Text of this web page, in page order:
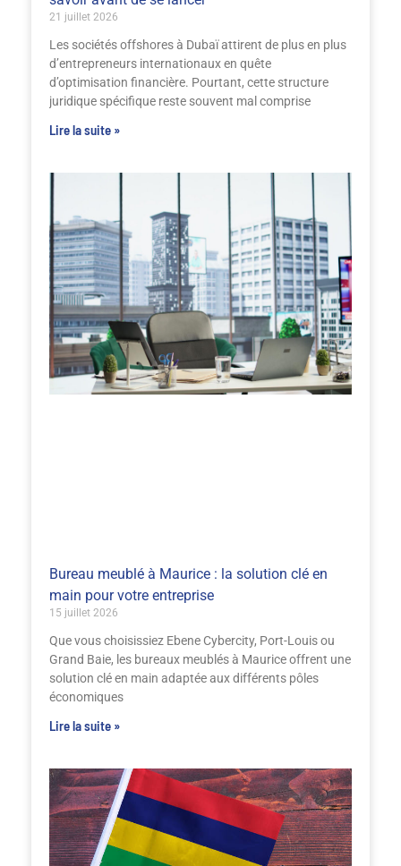
21 juillet 2026
Les sociétés offshores à Dubaï attirent de plus en plus
d’entrepreneurs internationaux en quête
d’optimisation financière. Pourtant, cette structure
juridique spécifique reste souvent mal comprise
Lire la suite »
Bureau meublé à Maurice : la solution clé en
main pour votre entreprise
15 juillet 2026
Que vous choisissiez Ebene Cybercity, Port-Louis ou
Grand Baie, les bureaux meublés à Maurice offrent une
solution clé en main adaptée aux différents pôles
économiques
Lire la suite »